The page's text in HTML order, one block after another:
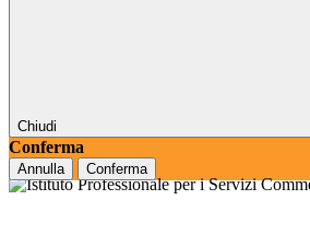
Chiudi
Conferma
Annulla Conferma